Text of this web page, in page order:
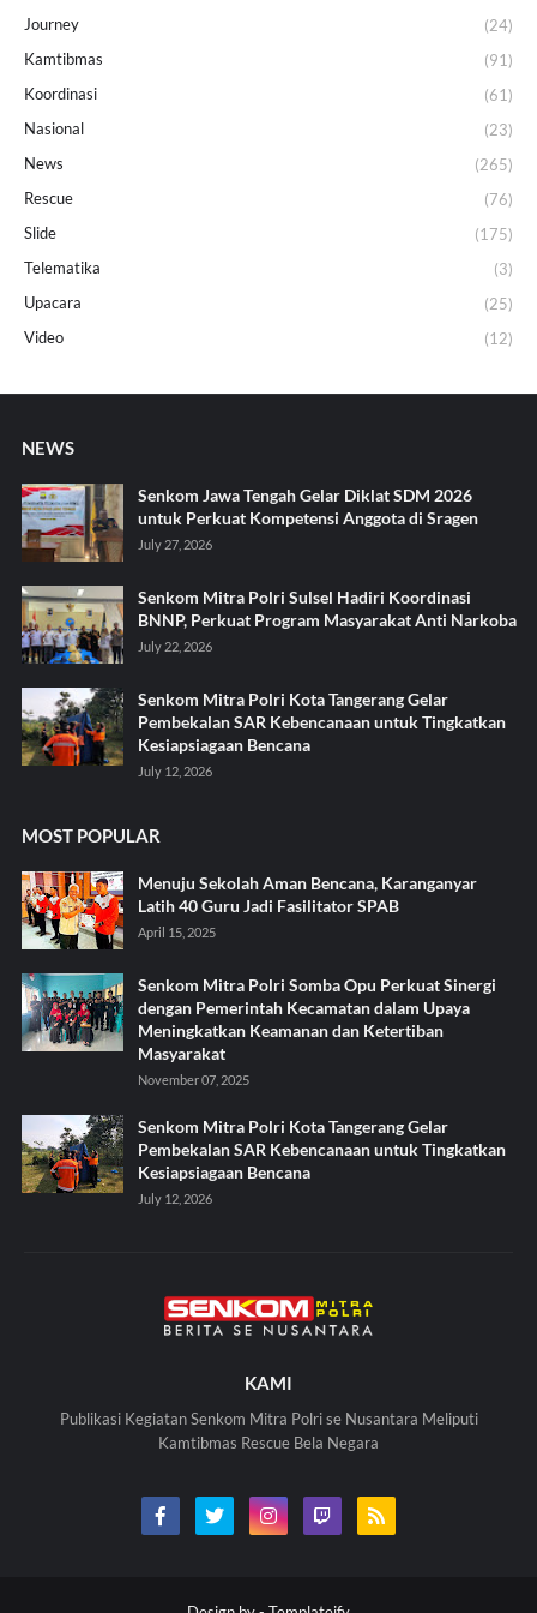
Journey
(24)
Kamtibmas
(91)
Koordinasi
(61)
Nasional
(23)
News
(265)
Rescue
(76)
Slide
(175)
Telematika
(3)
Upacara
(25)
Video
(12)
NEWS
Senkom Jawa Tengah Gelar Diklat SDM 2026
untuk Perkuat Kompetensi Anggota di Sragen
July 27, 2026
Senkom Mitra Polri Sulsel Hadiri Koordinasi
BNNP, Perkuat Program Masyarakat Anti Narkoba
July 22, 2026
Senkom Mitra Polri Kota Tangerang Gelar
Pembekalan SAR Kebencanaan untuk Tingkatkan
Kesiapsiagaan Bencana
July 12, 2026
MOST POPULAR
Menuju Sekolah Aman Bencana, Karanganyar
Latih 40 Guru Jadi Fasilitator SPAB
April 15, 2025
Senkom Mitra Polri Somba Opu Perkuat Sinergi
dengan Pemerintah Kecamatan dalam Upaya
Meningkatkan Keamanan dan Ketertiban
Masyarakat
November 07, 2025
Senkom Mitra Polri Kota Tangerang Gelar
Pembekalan SAR Kebencanaan untuk Tingkatkan
Kesiapsiagaan Bencana
July 12, 2026
KAMI
Publikasi Kegiatan Senkom Mitra Polri se Nusantara Meliputi
Kamtibmas Rescue Bela Negara